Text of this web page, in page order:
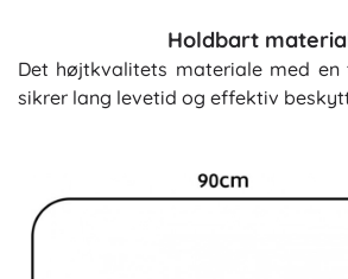
Holdbart
Det højtkvalitets materiale med
sikrer lang levetid og effektiv